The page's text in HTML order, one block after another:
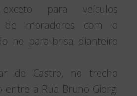
exceto para veículos
de moradores com o
no para-brisa dianteiro
de Castro, no trecho
entre a Rua Bruno Giorgi